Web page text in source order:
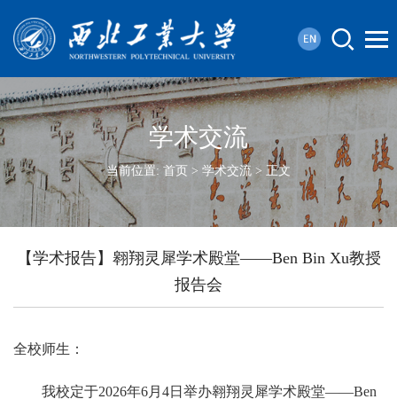
学术交流
当前位置: 首页 > 学术交流 > 正文
【学术报告】翱翔灵犀学术殿堂——Ben Bin Xu教授
报告会
全校师生：
我校定于2026年6月4日举办翱翔灵犀学术殿堂——Ben